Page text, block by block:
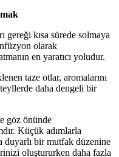
gereği kısa sürede solmaya
olarak
en yaratıcı yoludur.
taze otlar, aromalarını
daha dengeli bir
göz önünde
Küçük adımlarla
duyarlı bir mutfak düzenine
oluştururken daha fazla